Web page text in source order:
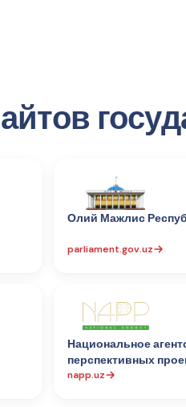
Олий Мажлис
parliament.gov.uz
Национальное
перспективных
napp.uz